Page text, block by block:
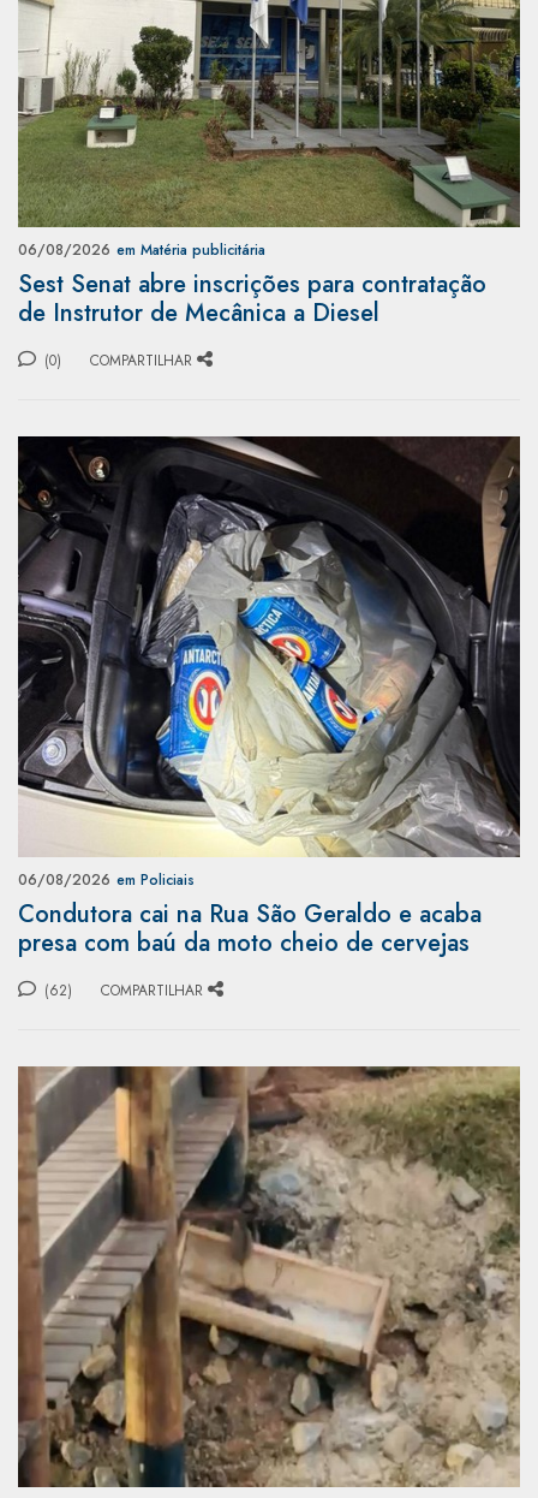
06/08/2026 em Matéria publicitária
Sest Senat abre inscrições para contratação
de Instrutor de Mecânica a Diesel
(0) COMPARTILHAR
06/08/2026 em Policiais
Condutora cai na Rua São Geraldo e acaba
presa com baú da moto cheio de cervejas
(62) COMPARTILHAR